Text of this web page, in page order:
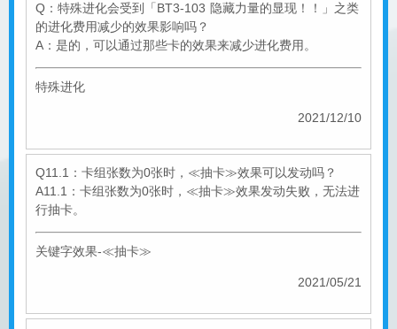
Q：特殊进化会受到「BT3-103 隐藏力量的显现！！」之类
的进化费用减少的效果影响吗？
A：是的，可以通过那些卡的效果来减少进化费用。
特殊进化
2021/12/10
Q11.1：卡组张数为0张时，≪抽卡≫效果可以发动吗？
A11.1：卡组张数为0张时，≪抽卡≫效果发动失败，无法进
行抽卡。
关键字效果-≪抽卡≫
2021/05/21